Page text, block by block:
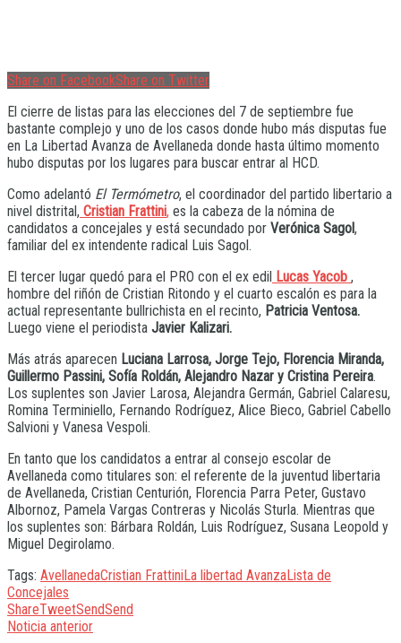
Share on FacebookShare on Twitter
El cierre de listas para las elecciones del 7 de septiembre fue
bastante complejo y uno de los casos donde hubo más disputas fue
en La Libertad Avanza de Avellaneda donde hasta último momento
hubo disputas por los lugares para buscar entrar al HCD.
Como adelantó El Termómetro, el coordinador del partido libertario a
nivel distrital, Cristian Frattini, es la cabeza de la nómina de
candidatos a concejales y está secundado por Verónica Sagol,
familiar del ex intendente radical Luis Sagol.
El tercer lugar quedó para el PRO con el ex edil Lucas Yacob ,
hombre del riñón de Cristian Ritondo y el cuarto escalón es para la
actual representante bullrichista en el recinto, Patricia Ventosa.
Luego viene el periodista Javier Kalizari.
Más atrás aparecen Luciana Larrosa, Jorge Tejo, Florencia Miranda,
Guillermo Passini, Sofía Roldán, Alejandro Nazar y Cristina Pereira.
Los suplentes son Javier Larosa, Alejandra Germán, Gabriel Calaresu,
Romina Terminiello, Fernando Rodríguez, Alice Bieco, Gabriel Cabello
Salvioni y Vanesa Vespoli.
En tanto que los candidatos a entrar al consejo escolar de
Avellaneda como titulares son: el referente de la juventud libertaria
de Avellaneda, Cristian Centurión, Florencia Parra Peter, Gustavo
Albornoz, Pamela Vargas Contreras y Nicolás Sturla. Mientras que
los suplentes son: Bárbara Roldán, Luis Rodríguez, Susana Leopold y
Miguel Degirolamo.
Tags: AvellanedaCristian FrattiniLa libertad AvanzaLista de
Concejales
ShareTweetSendSend
Noticia anterior